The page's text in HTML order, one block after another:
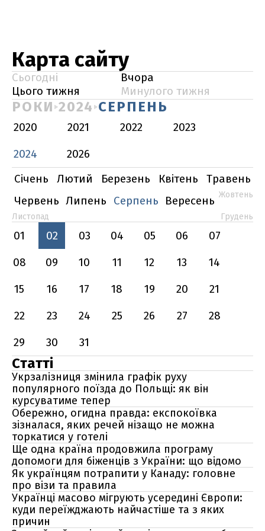
Карта сайту
Сьогодні
Вчора
Цього тижня
Минулого тижня
РОКИ 2024 СЕРПЕНЬ
2020 2021 2022
2023
2024
2026
Січень
Лютий Березень Квітень
Травень
Червень Липень Серпень Вересень Жовтень
Листопад Грудень
01 02 03 04 05 06
07
08
09 10 11 12 13
14
15
16 17 18 19 20
21
22
23 24 25 26 27
28
29
30 31
Статті
Укрзалізниця змінила графік руху
популярного поїзда до Польщі: як він
курсуватиме тепер
Обережно, огидна правда: експокоївка
зізналася, яких речей нізащо не можна
торкатися у готелі
Ще одна країна продовжила програму
допомоги для біженців з України: що відомо
Як українцям потрапити у Канаду: головне
про візи та правила
Українці масово мігрують усередині Європи:
куди переїжджають найчастіше та з яких
причин